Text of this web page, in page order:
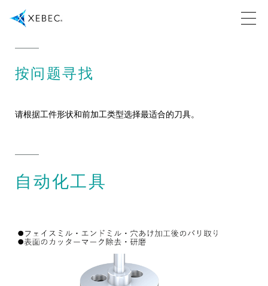
按问题寻找
请根据工件形状和前加工类型选择最适合的刀具。
自动化工具